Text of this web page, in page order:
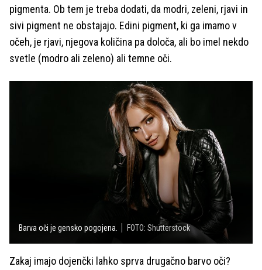
pigmenta. Ob tem je treba dodati, da modri, zeleni, rjavi in
sivi pigment ne obstajajo. Edini pigment, ki ga imamo v
očeh, je rjavi, njegova količina pa določa, ali bo imel nekdo
svetle (modro ali zeleno) ali temne oči.
Barva oči je gensko pogojena. FOTO: Shutterstock
Zakaj imajo dojenčki lahko sprva drugačno barvo oči?